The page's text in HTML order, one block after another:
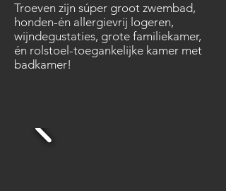
Troeven zijn súper groot zwembad,
honden-én allergievrij logeren,
wijndegustaties, grote familiekamer,
én rolstoel-toegankelijke kamer met
badkamer!